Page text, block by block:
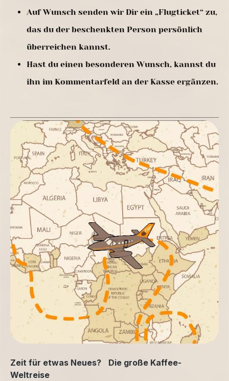
Zeit für etwas Neues? Die große Kaffee-
Weltreise
Auf Wunsch senden wir Dir ein „Flugticket“ zu,
das du der beschenkten Person persönlich
überreichen kannst.
Hast du einen besonderen Wunsch, kannst du
ihn im Kommentarfeld an der Kasse ergänzen.